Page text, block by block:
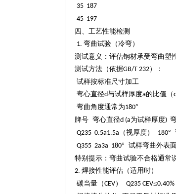
35 187
45 197
四、工艺性能检测
1. 弯曲试验（冷弯）
测试意义：评估钢材承受弯曲塑
测试方法（依据GB/T 232）：
试样按标准尺寸加工
弯心直径d与试样厚度a的比值（
弯曲角度通常为180°
牌号 弯心直径d (a为试样厚度)
Q235 0.5a1.5a （视厚度） 180°
Q355 2a3a 180° 试样弯曲外表
特别提示：弯曲试验不合格通常
2. 焊接性能评估（适用时）
碳当量（CEV） Q235 CEV≤0.40%